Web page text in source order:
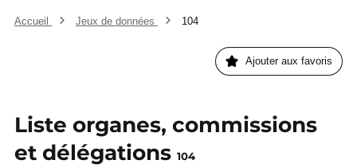
Accueil Jeux de données 104
Ajouter aux favoris
Liste organes, commissions
et délégations 104